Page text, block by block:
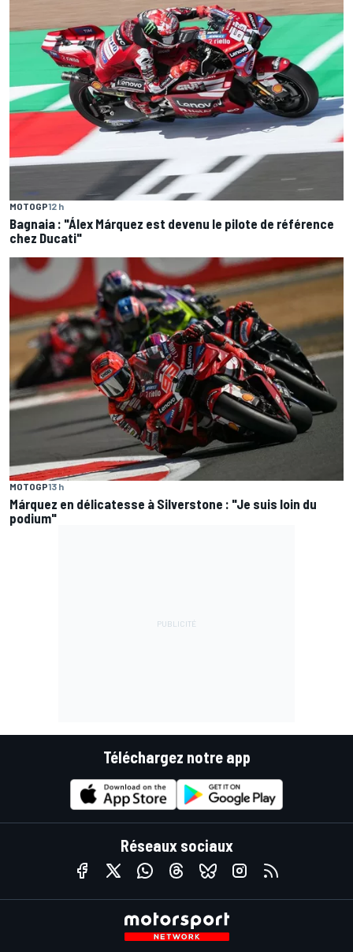
MOTOGP12 h
Bagnaia : "Álex Márquez est devenu le pilote de référence
chez Ducati"
MOTOGP13 h
Márquez en délicatesse à Silverstone : "Je suis loin du
podium"
Téléchargez notre app
Réseaux sociaux